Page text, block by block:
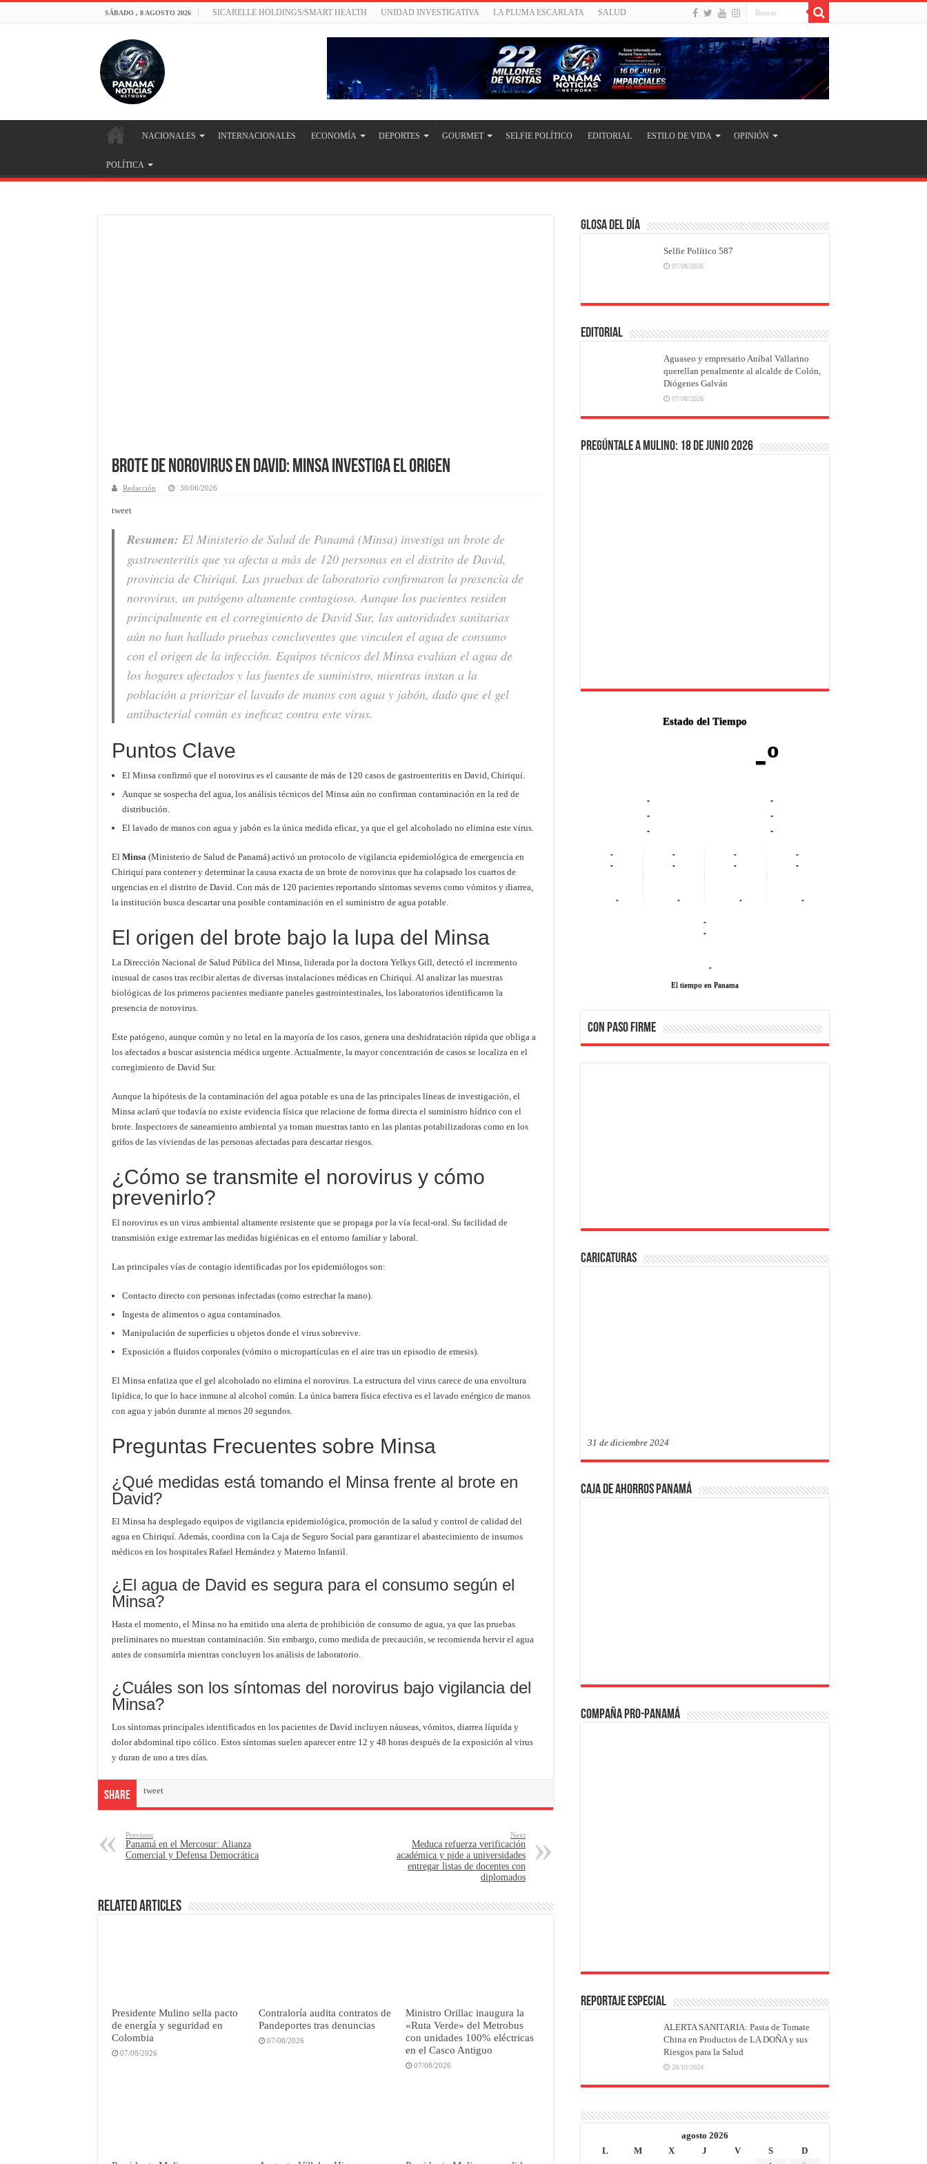
SÁBADO , 8 AGOSTO 2026 SICARELLE HOLDINGS/SMART HEALTH UNIDAD INVESTIGATIVA LA PLUMA ESCARLATA SALUD
NACIONALES INTERNACIONALES ECONOMÍA DEPORTES GOURMET SELFIE POLÍTICO EDITORIAL ESTILO DE VIDA OPINIÓN
POLÍTICA
Brote de Norovirus en David: Minsa investiga el origen
Redacción 30/06/2026
tweet
Resumen: El Ministerio de Salud de Panamá (Minsa) investiga un brote de
gastroenteritis que ya afecta a más de 120 personas en el distrito de David,
provincia de Chiriquí. Las pruebas de laboratorio confirmaron la presencia de
norovirus, un patógeno altamente contagioso. Aunque los pacientes residen
principalmente en el corregimiento de David Sur, las autoridades sanitarias
aún no han hallado pruebas concluyentes que vinculen el agua de consumo
con el origen de la infección. Equipos técnicos del Minsa evalúan el agua de
los hogares afectados y las fuentes de suministro, mientras instan a la
población a priorizar el lavado de manos con agua y jabón, dado que el gel
antibacterial común es ineficaz contra este virus.
Puntos Clave
El Minsa confirmó que el norovirus es el causante de más de 120 casos de gastroenteritis en David, Chiriquí.
Aunque se sospecha del agua, los análisis técnicos del Minsa aún no confirman contaminación en la red de
distribución.
El lavado de manos con agua y jabón es la única medida eficaz, ya que el gel alcoholado no elimina este virus.
El Minsa (Ministerio de Salud de Panamá) activó un protocolo de vigilancia epidemiológica de emergencia en
Chiriquí para contener y determinar la causa exacta de un brote de norovirus que ha colapsado los cuartos de
urgencias en el distrito de David. Con más de 120 pacientes reportando síntomas severos como vómitos y diarrea,
la institución busca descartar una posible contaminación en el suministro de agua potable.
El origen del brote bajo la lupa del Minsa
La Dirección Nacional de Salud Pública del Minsa, liderada por la doctora Yelkys Gill, detectó el incremento
inusual de casos tras recibir alertas de diversas instalaciones médicas en Chiriquí. Al analizar las muestras
biológicas de los primeros pacientes mediante paneles gastrointestinales, los laboratorios identificaron la
presencia de norovirus.
Este patógeno, aunque común y no letal en la mayoría de los casos, genera una deshidratación rápida que obliga a
los afectados a buscar asistencia médica urgente. Actualmente, la mayor concentración de casos se localiza en el
corregimiento de David Sur.
Aunque la hipótesis de la contaminación del agua potable es una de las principales líneas de investigación, el
Minsa aclaró que todavía no existe evidencia física que relacione de forma directa el suministro hídrico con el
brote. Inspectores de saneamiento ambiental ya toman muestras tanto en las plantas potabilizadoras como en los
grifos de las viviendas de las personas afectadas para descartar riesgos.
¿Cómo se transmite el norovirus y cómo
prevenirlo?
El norovirus es un virus ambiental altamente resistente que se propaga por la vía fecal-oral. Su facilidad de
transmisión exige extremar las medidas higiénicas en el entorno familiar y laboral.
Las principales vías de contagio identificadas por los epidemiólogos son:
Contacto directo con personas infectadas (como estrechar la mano).
Ingesta de alimentos o agua contaminados.
Manipulación de superficies u objetos donde el virus sobrevive.
Exposición a fluidos corporales (vómito o micropartículas en el aire tras un episodio de emesis).
El Minsa enfatiza que el gel alcoholado no elimina el norovirus. La estructura del virus carece de una envoltura
lipídica, lo que lo hace inmune al alcohol común. La única barrera física efectiva es el lavado enérgico de manos
con agua y jabón durante al menos 20 segundos.
Preguntas Frecuentes sobre Minsa
¿Qué medidas está tomando el Minsa frente al brote en
David?
El Minsa ha desplegado equipos de vigilancia epidemiológica, promoción de la salud y control de calidad del
agua en Chiriquí. Además, coordina con la Caja de Seguro Social para garantizar el abastecimiento de insumos
médicos en los hospitales Rafael Hernández y Materno Infantil.
¿El agua de David es segura para el consumo según el
Minsa?
Hasta el momento, el Minsa no ha emitido una alerta de prohibición de consumo de agua, ya que las pruebas
preliminares no muestran contaminación. Sin embargo, como medida de precaución, se recomienda hervir el agua
antes de consumirla mientras concluyen los análisis de laboratorio.
¿Cuáles son los síntomas del norovirus bajo vigilancia del
Minsa?
Los síntomas principales identificados en los pacientes de David incluyen náuseas, vómitos, diarrea líquida y
dolor abdominal tipo cólico. Estos síntomas suelen aparecer entre 12 y 48 horas después de la exposición al virus
y duran de uno a tres días.
Share tweet
Previous
Panamá en el Mercosur: Alianza
Comercial y Defensa Democrática
Next
Meduca refuerza verificación
académica y pide a universidades
entregar listas de docentes con
diplomados
Related Articles
Presidente Mulino sella pacto
de energía y seguridad en
Colombia
07/08/2026
Contraloría audita contratos de
Pandeportes tras denuncias
07/08/2026
Ministro Orillac inaugura la
«Ruta Verde» del Metrobus
con unidades 100% eléctricas
en el Casco Antiguo
07/08/2026
Glosa del Día
Selfie Político 587
07/08/2026
EDITORIAL
Aguaseo y empresario Aníbal Vallarino
querellan penalmente al alcalde de Colón,
Diógenes Galván
07/08/2026
Pregúntale a Mulino: 18 de junio 2026
Estado del Tiempo
-º
-
-
-
-
-
-
-
-
-
-
-
-
-
-
-
-
-
-
-
-
-
El tiempo en Panama
CON PASO FIRME
Caricaturas
31 de diciembre 2024
Caja de Ahorros Panamá
Compaña PRO-Panamá
REPORTAJE ESPECIAL
ALERTA SANITARIA: Pasta de Tomate
China en Productos de LA DOÑA y sus
Riesgos para la Salud
28/10/2024
agosto 2026
L
M X J V S
D